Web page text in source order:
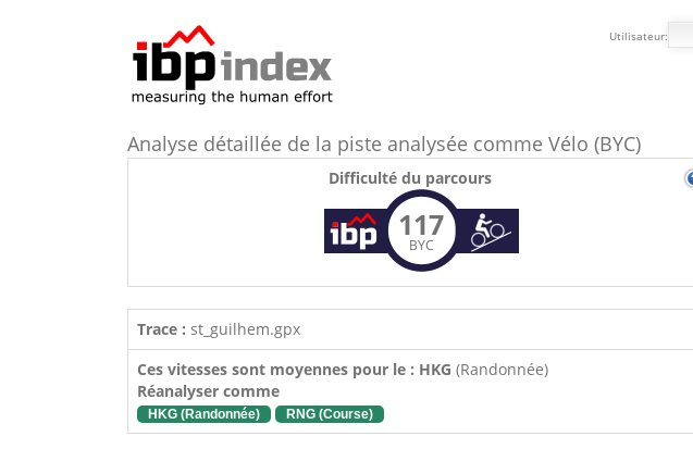
Utilisateur:
Analyse détaillée de la piste analysée comme Vélo (BYC)
Difficulté du parcours
117
BYC
Trace : st_guilhem.gpx
Ces vitesses sont moyennes pour le : HKG (Randonnée)
Réanalyser comme
HKG (Randonnée) RNG (Course)